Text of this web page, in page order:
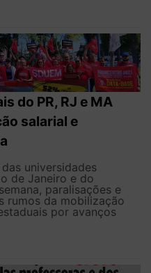
do PR, RJ e MA
salarial e
universidades
de Janeiro e do
paralisações e
rumos da mobilização
por avanços